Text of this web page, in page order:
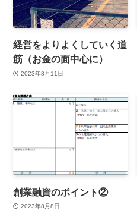
経営をよりよくしていく道
筋（お金の面中心に）
2023年8月11日
創業融資のポイント②
2023年8月8日